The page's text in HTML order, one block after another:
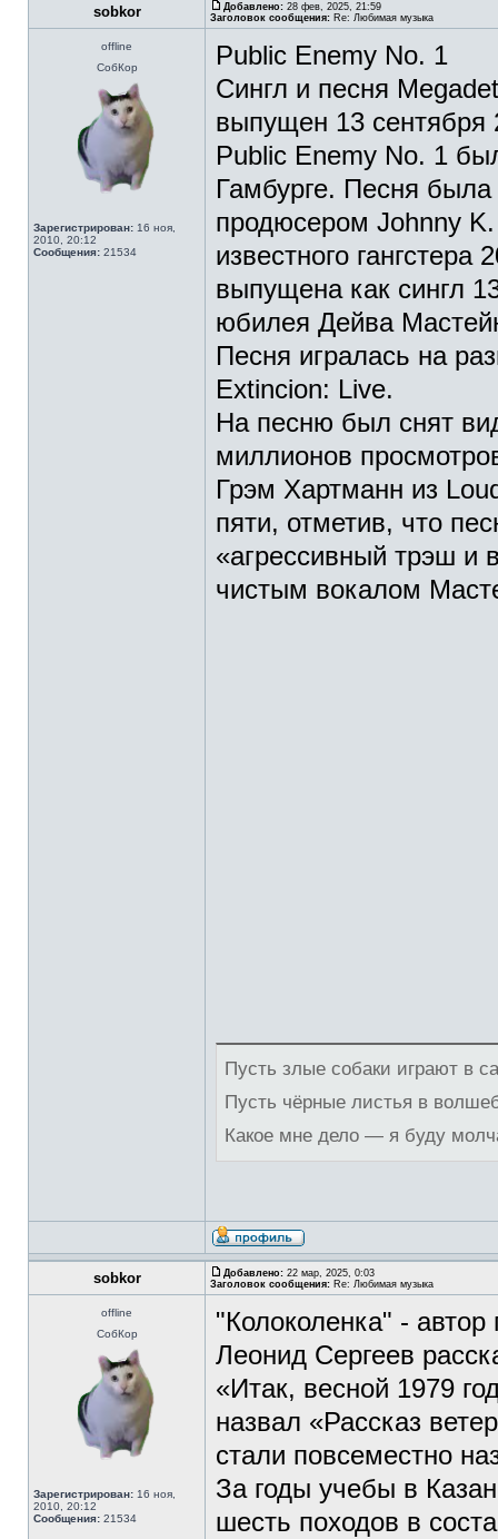
sobkor Добавлено: 28 фев, 2025, 21:59
Заголовок сообщения: Re: Любимая музыка
offline
СобКор
Зарегистрирован: 16 ноя,
2010, 20:12
Сообщения: 21534
Public Enemy No. 1
Сингл и песня
выпущен 13 сентября
Public Enemy No. 1
Гамбурге. Песня
продюсером Johnny
известного
выпущена как сингл
юбилея Дейва
Песня игралась на
Extincion: Live.
На песню был снят
миллионов
Грэм Хартманн из
пяти, отметив, что
«агрессивный трэш и
чистым вокалом
Пусть злые собаки играют в
Пусть чёрные листья в
Какое мне дело — я буду
sobkor Добавлено: 22 мар, 2025, 0:03
Заголовок сообщения: Re: Любимая музыка
offline
СобКор
Зарегистрирован: 16 ноя,
2010, 20:12
Сообщения: 21534
"Колоколенка" -
Леонид Сергеев
«Итак, весной 1979
назвал «Рассказ
стали повсеместно
За годы учебы в
шесть походов в